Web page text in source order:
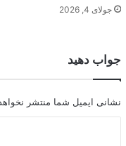
جولای 4, 2026
جواب دهید
نشانی ایمیل شما منتشر